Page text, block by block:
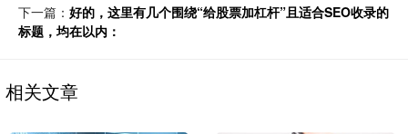
下一篇： 好的，这里有几个围绕“给股票加杠杆”且适合SEO收录的
标题，均在以内：
相关文章